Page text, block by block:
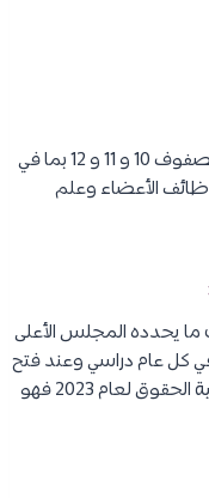
8 مواد يتم دراستهم في المستوى O خلال الصفوف 10 و 11 و 12 بما في
الأعضاء وعلم
يحدده المجلس الأعلى
كل عام دراسي وعند فتح
القبول بالجامعات الخاصة، أما عن تنسيق كلية الحقوق لعام 2023 فهو